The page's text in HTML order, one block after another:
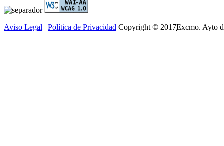
Aviso Legal | Política de Privacidad Copyright © 2017Excmo. Ayto